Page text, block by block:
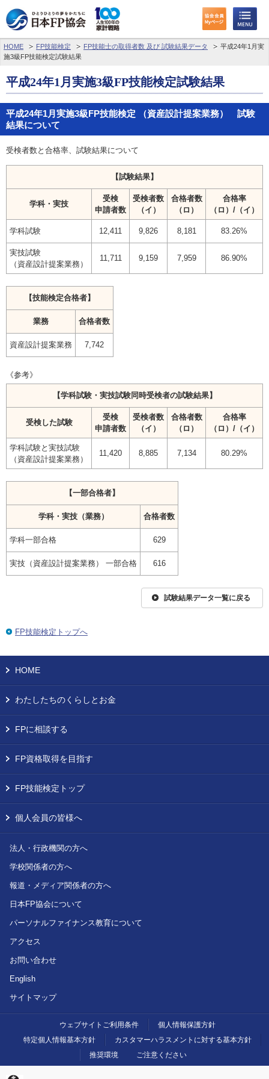
HOME FP技能検定 FP技能士の取得者数 及び 試験結果データ
平成24年1月実
施3級FP技能検定試験結果
平成24年1月実施3級FP技能検定試験結果
平成24年1月実施3級FP技能検定 （資産設計提案業務） 試験
結果について
受検者数と合格率、試験結果について
【試験結果】
学科・実技
受検
申請者数
受検者数
（イ）
合格者数
（ロ）
合格率
（ロ）/（イ）
学科試験 12,411 9,826 8,181 83.26%
実技試験
（資産設計提案業務）
11,711 9,159 7,959 86.90%
【技能検定合格者】
業務 合格者数
資産設計提案業務 7,742
《参考》
【学科試験・実技試験同時受検者の試験結果】
受検した試験
受検
申請者数
受検者数
（イ）
合格者数
（ロ）
合格率
（ロ）/（イ）
学科試験と実技試験
（資産設計提案業務）
11,420 8,885 7,134 80.29%
【一部合格者】
学科・実技（業務） 合格者数
学科一部合格 629
実技（資産設計提案業務） 一部合格 616
試験結果データ一覧に戻る
FP技能検定トップへ
HOME
わたしたちのくらしとお金
FPに相談する
FP資格取得を目指す
FP技能検定トップ
個人会員の皆様へ
法人・行政機関の方へ
学校関係者の方へ
報道・メディア関係者の方へ
日本FP協会について
パーソナルファイナンス教育について
アクセス
お問い合わせ
English
サイトマップ
ウェブサイトご利用条件
個人情報保護方針
特定個人情報基本方針
カスタマーハラスメントに対する基本方針
推奨環境
ご注意ください